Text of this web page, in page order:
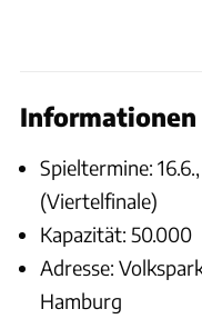
Informationen
Spieltermine:
(Viertelfinale)
Kapazität: 50.000
Adresse:
Hamburg